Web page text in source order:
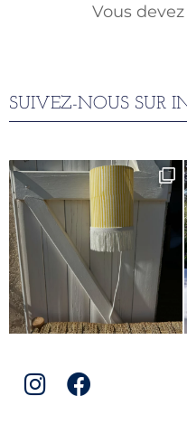
Vous devez
SUIVEZ-NOUS SUR